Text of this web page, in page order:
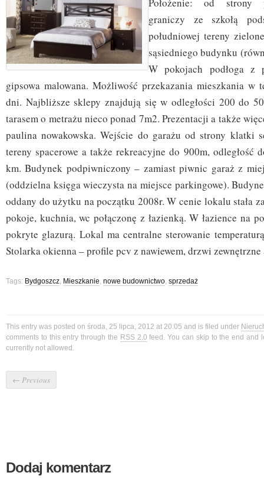
Położenie: od strony
graniczy ze szkołą
południowej tereny
sąsiedniego budynku
W pokojach podłoga z
gipsowa malowana. Możliwość przekazania mieszkania w
dni. Najbliższe sklepy znajdują się w odległości 200 do
tarasem o metrażu nieco ponad 7m2. Prezentacji a także
paulina nowakowska. Wejście do garażu od strony klatki
tereny spacerowe a także rekreacyjne do 900m, odległość
km. Budynek podpiwniczony – zamiast piwnic garaż z
(oddzielna księga wieczysta na miejsce parkingowe).
oddany do użytku na początku 2008r. W cenie lokalu stała
pokoje, kuchnia, wc połączonę z łazienką. W łazience na
pokryte glazurą. Lokal ma centralne sterowanie
Stolarka okienna – profile pcv z nawiewem, drzwi zewnętrzne
Tags: Bydgoszcz, Mieszkanie, nowe budownictwo, sprzedaż
This entry was posted on środa, 25 lipca, 2012 at 20:05 and is filed under
comments to this entry through the RSS 2.0 feed. You can skip to the end and
currently not allowed.
← Previous
Dodaj komentarz